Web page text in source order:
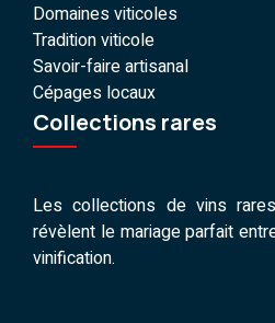
Domaines viticoles
Tradition viticole
Savoir-faire artisanal
Cépages locaux
Collections rares
Les collections de vins
révèlent le mariage parfait
vinification.